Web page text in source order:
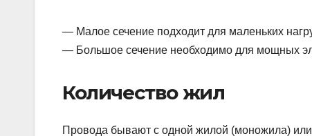
— Малое сечение подходит для маленьких
— Большое сечение необходимо для мощных
Количество жил
Провода бывают с одной жилой (моножила)